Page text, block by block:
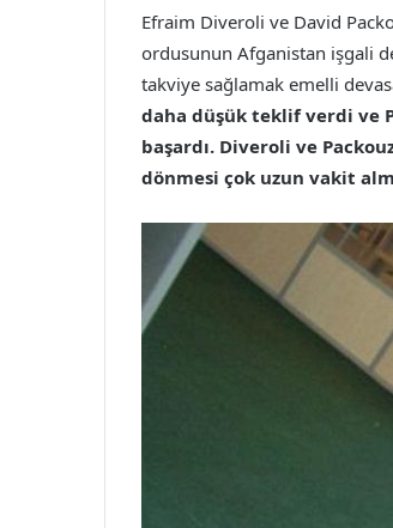
Efraim Diveroli ve David
ordusunun Afganistan işgali
takviye sağlamak emelli
daha düşük teklif verdi ve
başardı. Diveroli ve
dönmesi çok uzun vakit